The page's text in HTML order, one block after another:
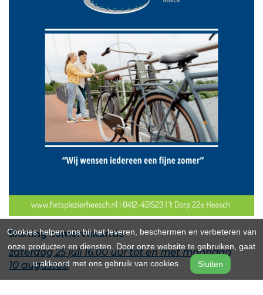
Sluiting zomervakantie
zaterdag 25 juli 16.00 uur tot en met maandag
10 augustus.
Cookies helpen ons bij het leveren, beschermen en verbeteren van
onze producten en diensten. Door onze website te gebruiken, gaat
u akkoord met ons gebruik van cookies.
Sluiten